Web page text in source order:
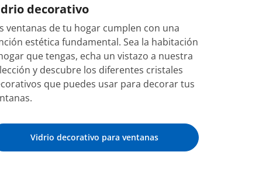
decorativo
ventanas de tu hogar cumplen con una
estética fundamental. Sea la habitación
que tengas, echa un vistazo a nuestra
y descubre los diferentes cristales
que puedes usar para decorar tus
Vidrio decorativo para ventanas